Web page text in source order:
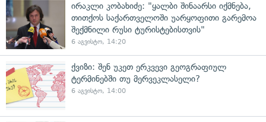
ირაკლი კობახიძე: "ყალბი შინაარსი იქმნება,
თითქოს საქართველოში უარყოფითი გარემოა
შექმნილი რუსი ტურისტებისთვის"
6 აგვისტო, 14:20
ქვიზი: შენ უკეთ ერკვევი გეოგრაფიულ
ტერმინებში თუ მერვეკლასელი?
6 აგვისტო, 14:00